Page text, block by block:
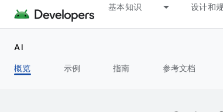
基本知识 设计和
AI
概览
示例 指南 参考文档